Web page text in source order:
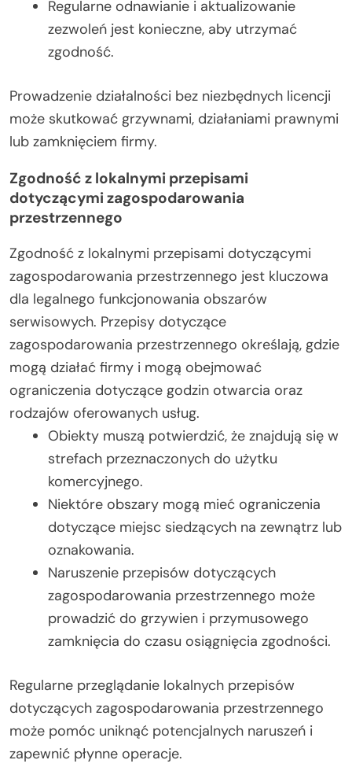
Regularne odnawianie i aktualizowanie
zezwoleń jest konieczne, aby utrzymać
zgodność.
Prowadzenie działalności bez niezbędnych licencji
może skutkować grzywnami, działaniami prawnymi
lub zamknięciem firmy.
Zgodność z lokalnymi przepisami
dotyczącymi zagospodarowania
przestrzennego
Zgodność z lokalnymi przepisami dotyczącymi
zagospodarowania przestrzennego jest kluczowa
dla legalnego funkcjonowania obszarów
serwisowych. Przepisy dotyczące
zagospodarowania przestrzennego określają, gdzie
mogą działać firmy i mogą obejmować
ograniczenia dotyczące godzin otwarcia oraz
rodzajów oferowanych usług.
Obiekty muszą potwierdzić, że znajdują się w
strefach przeznaczonych do użytku
komercyjnego.
Niektóre obszary mogą mieć ograniczenia
dotyczące miejsc siedzących na zewnątrz lub
oznakowania.
Naruszenie przepisów dotyczących
zagospodarowania przestrzennego może
prowadzić do grzywien i przymusowego
zamknięcia do czasu osiągnięcia zgodności.
Regularne przeglądanie lokalnych przepisów
dotyczących zagospodarowania przestrzennego
może pomóc uniknąć potencjalnych naruszeń i
zapewnić płynne operacje.